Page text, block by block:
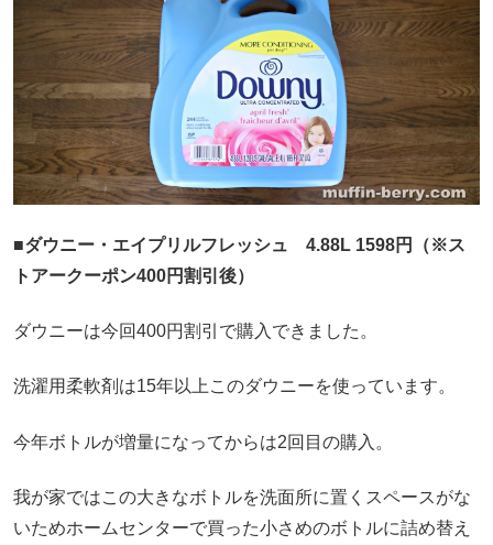
■ダウニー・エイプリルフレッシュ 4.88L 1598円（※ス
トアークーポン400円割引後）
ダウニーは今回400円割引で購入できました。
洗濯用柔軟剤は15年以上このダウニーを使っています。
今年ボトルが増量になってからは2回目の購入。
我が家ではこの大きなボトルを洗面所に置くスペースがな
いためホームセンターで買った小さめのボトルに詰め替え